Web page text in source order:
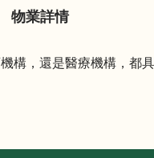
物業詳情
構，還是醫療機構，都